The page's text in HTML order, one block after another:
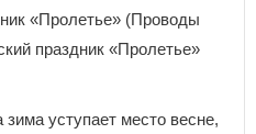
«Пролетье» (Проводы
праздник «Пролетье»
уступает место весне,